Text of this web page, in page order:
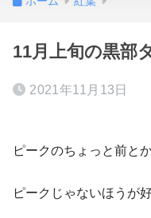
11月上旬の黒部
2021年11月13日
ピークのちょっと前と
ピークじゃないほうが